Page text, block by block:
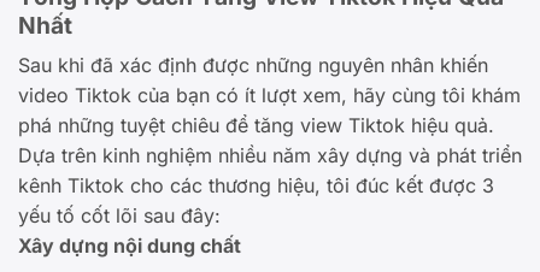
Nhất
Sau khi đã xác định được những nguyên nhân khiến
video Tiktok của bạn có ít lượt xem, hãy cùng tôi khám
phá những tuyệt chiêu để tăng view Tiktok hiệu quả.
Dựa trên kinh nghiệm nhiều năm xây dựng và phát triển
kênh Tiktok cho các thương hiệu, tôi đúc kết được 3
yếu tố cốt lõi sau đây:
Xây dựng nội dung chất